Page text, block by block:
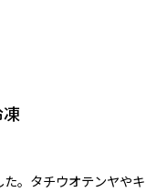
。タチウオテンヤやキ